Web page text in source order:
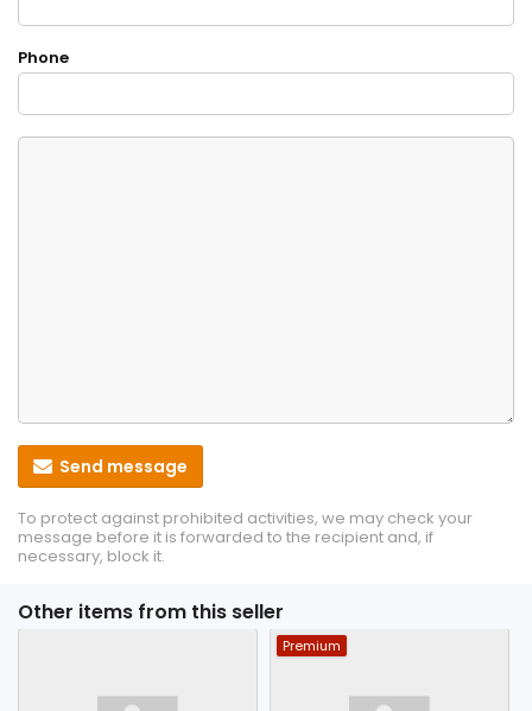
Phone
Send message
To protect against prohibited activities, we may check your
message before it is forwarded to the recipient and, if
necessary, block it.
Other items from this seller
Premium